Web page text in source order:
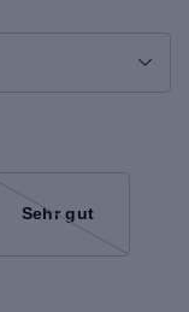
Sehr gut